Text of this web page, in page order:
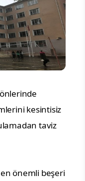
kesintisiz
taviz
önemli beşeri